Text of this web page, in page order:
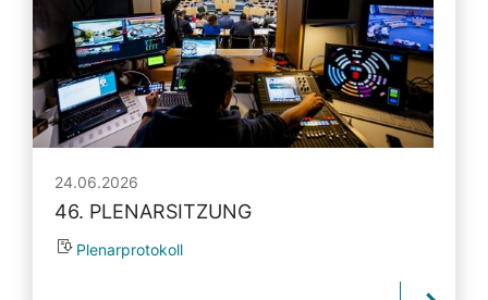
24.06.2026
46. PLENARSITZUNG
Plenarprotokoll